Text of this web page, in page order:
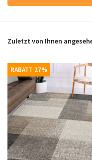
Zuletzt von Ihnen
RABATT 27%